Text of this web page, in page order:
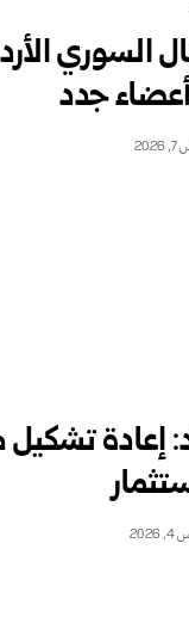
السوري
جدد
إعادة